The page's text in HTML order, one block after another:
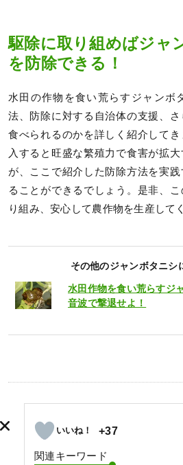
駆除に取り組めばジャ
を防除できる！
水田の作物を食い荒らすジャンボ
法、防除に対する自治体の支援、
食べられるのかを詳しく紹介して
入すると旺盛な繁殖力で食害が拡
が、ここで紹介した防除方法を実
ることができるでしょう。是非、
り組み、安心して農作物を生産して
その他のジャンボタニシ
水田作物を食い荒らすジ
音波で撃退せよ！
+37
関連キーワード